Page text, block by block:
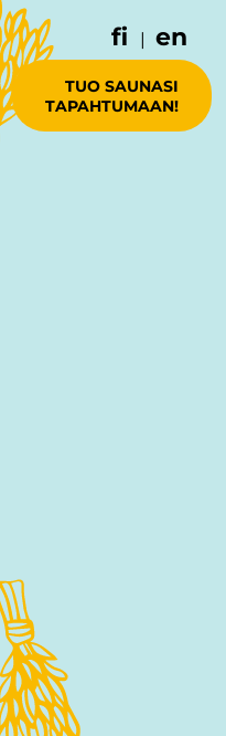
TUO SAUNASI
TAPAHTUMAAN!
fi | en